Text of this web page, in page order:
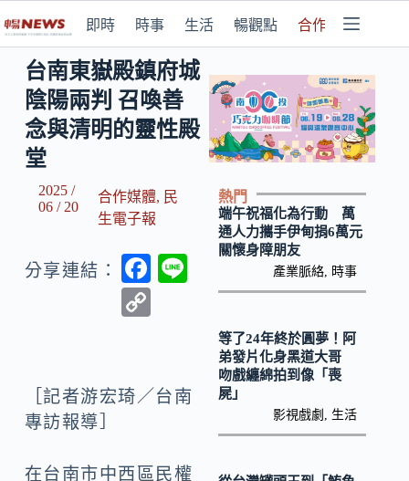
即時 時事 生活 暢觀點 合作媒體
台南東嶽殿鎮府城
陰陽兩判 召喚善
念與清明的靈性殿
堂
2025 /
06 / 20
合作媒體, 民
生電子報
分享連結：
F
o
o
y
［記者游宏琦／台南
專訪報導］
在台南市中西區民權
熱門
端午祝福化為行動 萬
通人力攜手伊甸捐6萬元
關懷身障朋友
產業脈絡 時事
等了24年終於圓夢！阿
弟發片化身黑道大哥
吻戲纏綿拍到像「喪
屍」
影視戲劇 生活